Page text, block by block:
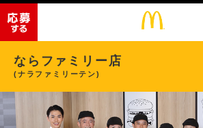
ならファミリー店
(ナラファミリーテン)